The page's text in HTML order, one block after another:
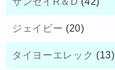
ジェイビー (20)
タイヨーエレック (13)